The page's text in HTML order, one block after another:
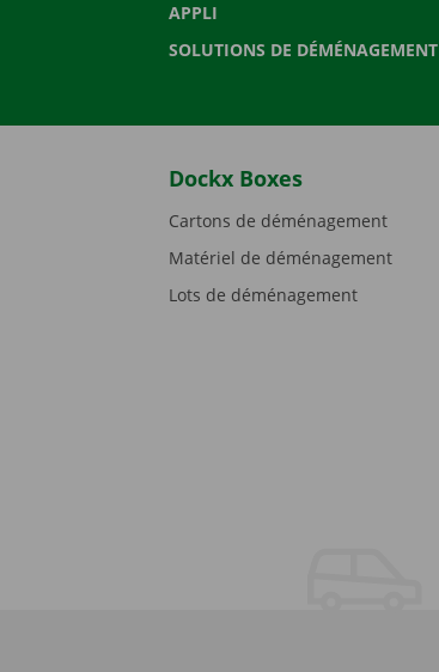
APPLI
SOLUTIONS DE DÉMÉNAGEMENT
Dockx Boxes
Cartons de déménagement
Matériel de déménagement
Lots de déménagement